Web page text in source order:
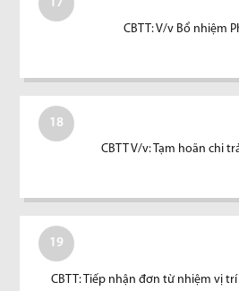
17
CBTT: V/v Bổ nhiệm
18
CBTT V/v: Tạm hoãn chi
19
CBTT: Tiếp nhận đơn từ nhiệm vị